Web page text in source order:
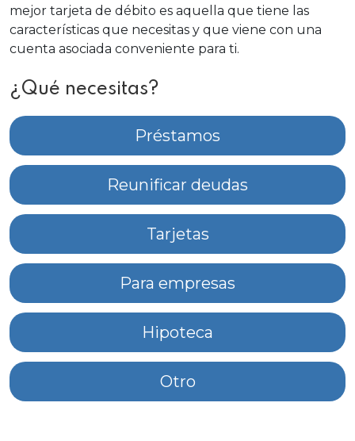
mejor tarjeta de débito es aquella que tiene las
características que necesitas y que viene con una
cuenta asociada conveniente para ti.
¿Qué necesitas?
Préstamos
Reunificar deudas
Tarjetas
Para empresas
Hipoteca
Otro